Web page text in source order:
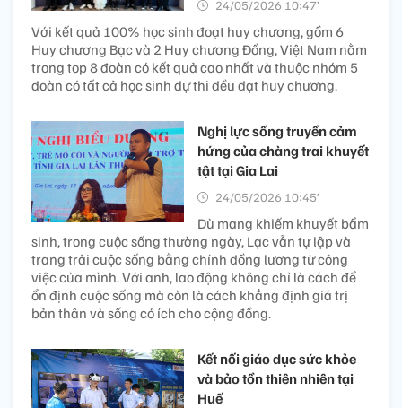
24/05/2026 10:47’
Với kết quả 100% học sinh đoạt huy chương, gồm 6
Huy chương Bạc và 2 Huy chương Đồng, Việt Nam nằm
trong top 8 đoàn có kết quả cao nhất và thuộc nhóm 5
đoàn có tất cả học sinh dự thi đều đạt huy chương.
Nghị lực sống truyền cảm
hứng của chàng trai khuyết
tật tại Gia Lai
24/05/2026 10:45’
Dù mang khiếm khuyết bẩm
sinh, trong cuộc sống thường ngày, Lạc vẫn tự lập và
trang trải cuộc sống bằng chính đồng lương từ công
việc của mình. Với anh, lao động không chỉ là cách để
ổn định cuộc sống mà còn là cách khẳng định giá trị
bản thân và sống có ích cho cộng đồng.
Kết nối giáo dục sức khỏe
và bảo tồn thiên nhiên tại
Huế